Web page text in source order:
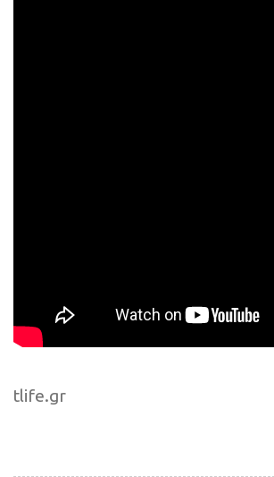
tlife.gr